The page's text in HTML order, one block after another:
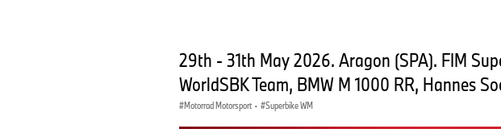
29th - 31th May 2026. Aragon (SPA). FIM
WorldSBK Team, BMW M 1000 RR, Hannes
Motorrad Motorsport · Superbike WM